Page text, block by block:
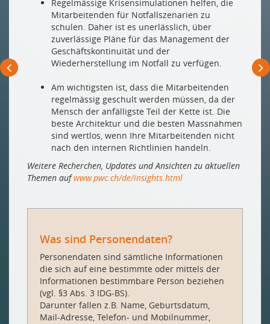
Regelmässige Krisensimulationen helfen, die
Mitarbeitenden für Notfallszenarien zu
schulen. Daher ist es unerlässlich, über
zuverlässige Pläne für das Management der
Geschäftskontinuität und der
Wiederherstellung im Notfall zu verfügen.
Am wichtigsten ist, dass die Mitarbeitenden
regelmässig geschult werden müssen, da der
Mensch der anfälligste Teil der Kette ist. Die
beste Architektur und die besten Massnahmen
sind wertlos, wenn Ihre Mitarbeitenden nicht
nach den internen Richtlinien handeln.
Weitere Recherchen, Updates und Ansichten zu aktuellen
Themen aufwww.pwc.ch/de/insights.html
Was sind Personendaten?
Personendaten sind sämtliche Informationen
die sich auf eine bestimmte oder mittels der
Informationen bestimmbare Person beziehen
(vgl. §3 Abs. 3 IDG-BS).
Darunter fallen z.B. Name, Geburtsdatum,
Mail-Adresse, Telefon- und Mobilnummer,